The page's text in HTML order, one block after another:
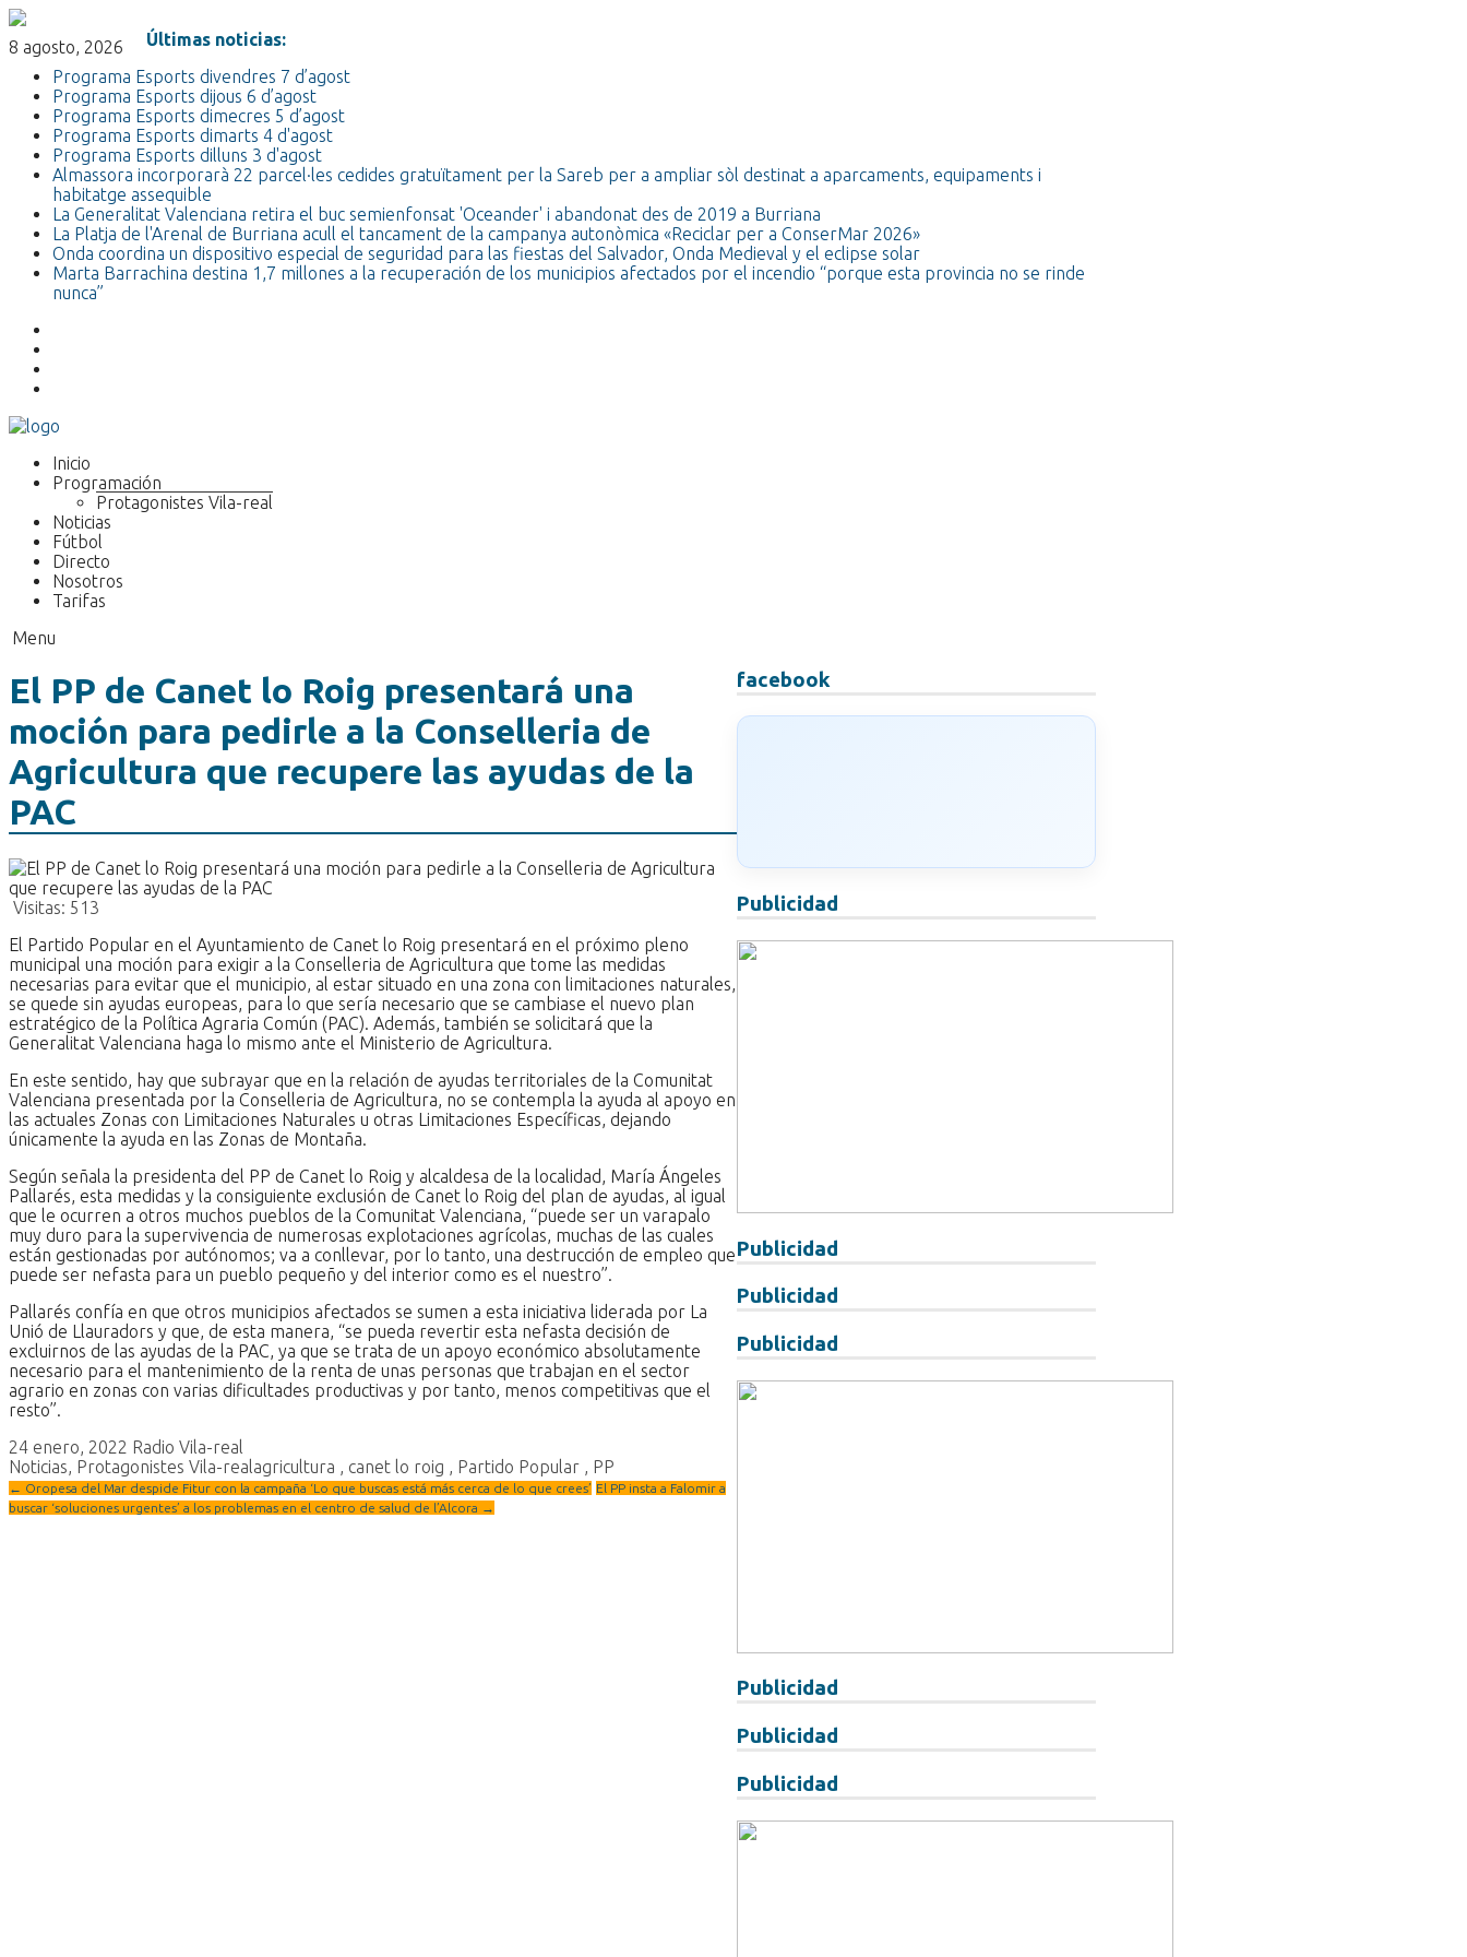
8 agosto, 2026
Últimas noticias:
Programa Esports divendres 7 d’agost
Programa Esports dijous 6 d’agost
Programa Esports dimecres 5 d’agost
Programa Esports dimarts 4 d'agost
Programa Esports dilluns 3 d'agost
Almassora incorporarà 22 parcel·les cedides gratuïtament per la Sareb per a ampliar sòl destinat a aparcaments, equipaments i
habitatge assequible
La Generalitat Valenciana retira el buc semienfonsat 'Oceander' i abandonat des de 2019 a Burriana
La Platja de l'Arenal de Burriana acull el tancament de la campanya autonòmica «Reciclar per a ConserMar 2026»
Onda coordina un dispositivo especial de seguridad para las fiestas del Salvador, Onda Medieval y el eclipse solar
Marta Barrachina destina 1,7 millones a la recuperación de los municipios afectados por el incendio “porque esta provincia no se rinde
nunca”
Inicio
Programación
Protagonistes Vila-real
Noticias
Fútbol
Directo
Nosotros
Tarifas
Menu
facebook
Publicidad
Publicidad
Publicidad
Publicidad
Publicidad
Publicidad
Publicidad
El PP de Canet lo Roig presentará una
moción para pedirle a la Conselleria de
Agricultura que recupere las ayudas de la
PAC
Visitas: 513
El Partido Popular en el Ayuntamiento de Canet lo Roig presentará en el próximo pleno
municipal una moción para exigir a la Conselleria de Agricultura que tome las medidas
necesarias para evitar que el municipio, al estar situado en una zona con limitaciones naturales,
se quede sin ayudas europeas, para lo que sería necesario que se cambiase el nuevo plan
estratégico de la Política Agraria Común (PAC). Además, también se solicitará que la
Generalitat Valenciana haga lo mismo ante el Ministerio de Agricultura.
En este sentido, hay que subrayar que en la relación de ayudas territoriales de la Comunitat
Valenciana presentada por la Conselleria de Agricultura, no se contempla la ayuda al apoyo en
las actuales Zonas con Limitaciones Naturales u otras Limitaciones Específicas, dejando
únicamente la ayuda en las Zonas de Montaña.
Según señala la presidenta del PP de Canet lo Roig y alcaldesa de la localidad, María Ángeles
Pallarés, esta medidas y la consiguiente exclusión de Canet lo Roig del plan de ayudas, al igual
que le ocurren a otros muchos pueblos de la Comunitat Valenciana, “puede ser un varapalo
muy duro para la supervivencia de numerosas explotaciones agrícolas, muchas de las cuales
están gestionadas por autónomos; va a conllevar, por lo tanto, una destrucción de empleo que
puede ser nefasta para un pueblo pequeño y del interior como es el nuestro”.
Pallarés confía en que otros municipios afectados se sumen a esta iniciativa liderada por La
Unió de Llauradors y que, de esta manera, “se pueda revertir esta nefasta decisión de
excluirnos de las ayudas de la PAC, ya que se trata de un apoyo económico absolutamente
necesario para el mantenimiento de la renta de unas personas que trabajan en el sector
agrario en zonas con varias dificultades productivas y por tanto, menos competitivas que el
resto”.
24 enero, 2022 Radio Vila-real
Noticias, Protagonistes Vila-realagricultura , canet lo roig , Partido Popular , PP
← Oropesa del Mar despide Fitur con la campaña ‘Lo que buscas está más cerca de lo que crees’ El PP insta a Falomir a
buscar ‘soluciones urgentes’ a los problemas en el centro de salud de l’Alcora →